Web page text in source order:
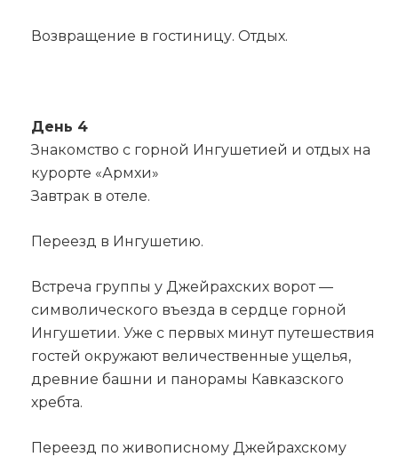
Возвращение в гостиницу. Отдых.
День 4
Знакомство с горной Ингушетией и отдых на
курорте «Армхи»
Завтрак в отеле.
Переезд в Ингушетию.
Встреча группы у Джейрахских ворот —
символического въезда в сердце горной
Ингушетии. Уже с первых минут путешествия
гостей окружают величественные ущелья,
древние башни и панорамы Кавказского
хребта.
Переезд по живописному Джейрахскому